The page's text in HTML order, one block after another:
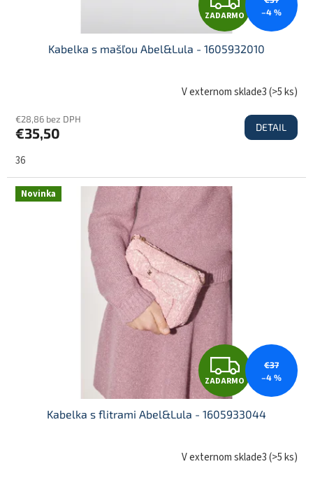
Z
A
D
A
R
ZADARMO
–4 %
Kabelka s mašľou Abel&Lula - 1605932010
V externom sklade3(>5 ks)
€28,86 bez DPH
€35,50 DETAIL
36
Novinka
Z
A
D
ZADARMO
€37
–4 %
Kabelka s flitrami Abel&Lula - 1605933044
V externom sklade3(>5 ks)